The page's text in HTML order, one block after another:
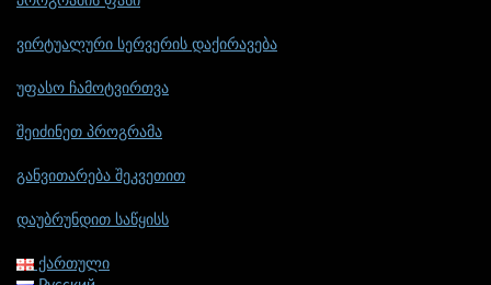
ვირტუალური სერვერის დაქირავება
უფასო ჩამოტვირთვა
შეიძინეთ პროგრამა
განვითარება შეკვეთით
დაუბრუნდით საწყისს
ქართული